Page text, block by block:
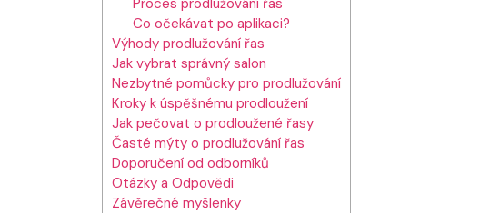
Co očekávat po aplikaci?
Výhody prodlužování řas
Jak vybrat správný salon
Nezbytné pomůcky pro prodlužování
Kroky k úspěšnému prodloužení
Jak pečovat o prodloužené řasy
Časté mýty o prodlužování řas
Doporučení od odborníků
Otázky a Odpovědi
Závěrečné myšlenky